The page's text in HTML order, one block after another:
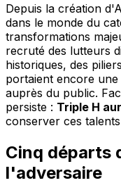
Depuis la création
dans le monde du
transformations
recruté des lutteurs
historiques, des
portaient encore
auprès du public.
persiste : Triple H
conserver ces
Cinq départs
l'adversaire